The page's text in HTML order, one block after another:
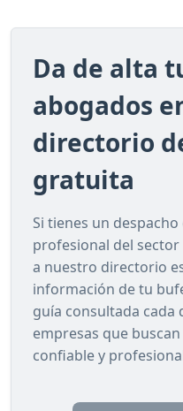
Da de alta
abogados
directorio
gratuita
Si tienes un
profesional del
a nuestro directorio
información de tu
guía consultada
empresas que
confiable y